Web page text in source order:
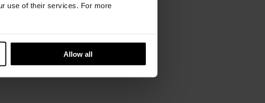
use of their services. For more
Allow all